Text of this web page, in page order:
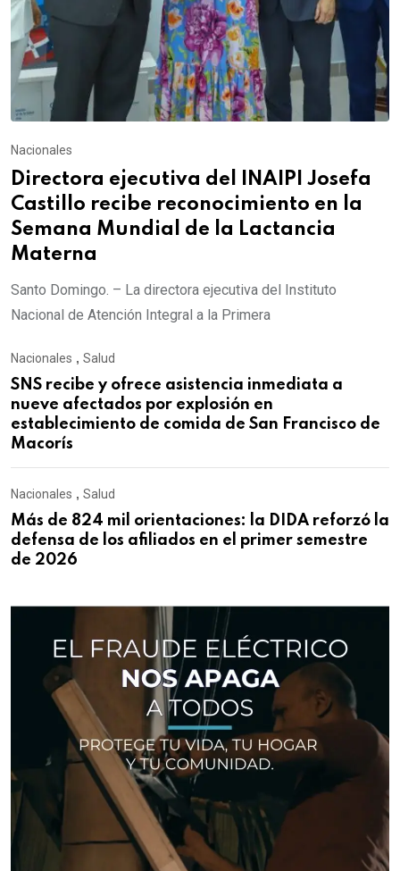
Nacionales
Directora ejecutiva del INAIPI Josefa
Castillo recibe reconocimiento en la
Semana Mundial de la Lactancia
Materna
Santo Domingo. – La directora ejecutiva del Instituto
Nacional de Atención Integral a la Primera
Nacionales , Salud
SNS recibe y ofrece asistencia inmediata a
nueve afectados por explosión en
establecimiento de comida de San Francisco de
Macorís
Nacionales , Salud
Más de 824 mil orientaciones: la DIDA reforzó la
defensa de los afiliados en el primer semestre
de 2026